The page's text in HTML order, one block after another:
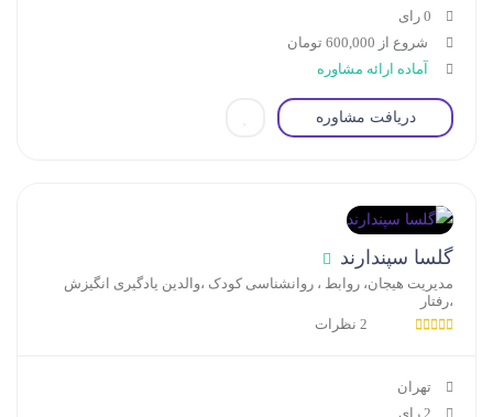
0 رای
شروع از 600,000 تومان
آماده ارائه مشاوره
دریافت مشاوره
گلسا سپندارند
مدیریت هیجان، روابط ، روانشناسی کودک ،والدین یادگیری انگیزش
،رفتار
2 نظرات
تهران
2 رای